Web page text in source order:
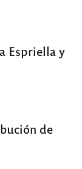
Espriella y
de